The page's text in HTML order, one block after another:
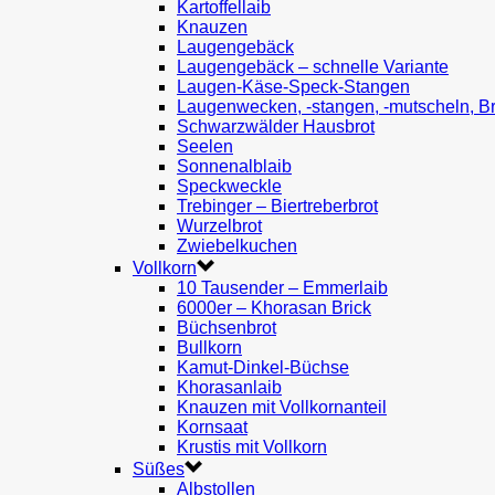
Kartoffellaib
Knauzen
Laugengebäck
Laugengebäck – schnelle Variante
Laugen-Käse-Speck-Stangen
Laugenwecken, -stangen, -mutscheln,
Schwarzwälder Hausbrot
Seelen
Sonnenalblaib
Speckweckle
Trebinger – Biertreberbrot
Wurzelbrot
Zwiebelkuchen
Vollkorn
10 Tausender – Emmerlaib
6000er – Khorasan Brick
Büchsenbrot
Bullkorn
Kamut-Dinkel-Büchse
Khorasanlaib
Knauzen mit Vollkornanteil
Kornsaat
Krustis mit Vollkorn
Süßes
Albstollen